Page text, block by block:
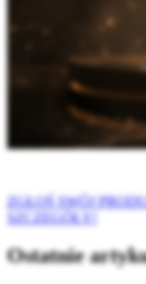
ZGŁOŚ SWÓJ
SZCZEGÓŁY!
Ostatnie